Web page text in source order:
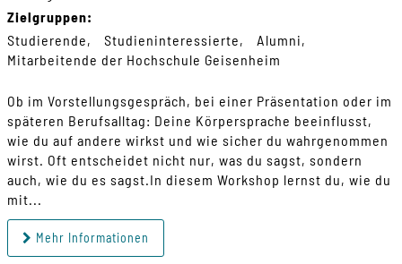
Zielgruppen:
Studierende
Studieninteressierte
Alumni
Mitarbeitende der Hochschule Geisenheim
Ob im Vorstellungsgespräch, bei einer Präsentation oder im
späteren Berufsalltag: Deine Körpersprache beeinflusst,
wie du auf andere wirkst und wie sicher du wahrgenommen
wirst. Oft entscheidet nicht nur, was du sagst, sondern
auch, wie du es sagst.In diesem Workshop lernst du, wie du
mit...
Mehr Informationen